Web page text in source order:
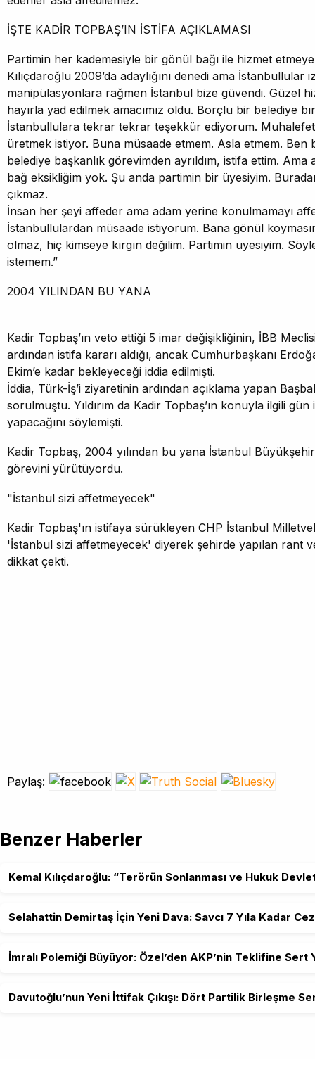
İŞTE KADİR TOPBAŞ’IN İSTİFA AÇIKLAMASI
Partimin her kademesiyle bir gönül bağı ile hizmet etmeye
Kılıçdaroğlu 2009’da adaylığını denedi ama İstanbullular
manipülasyonlara rağmen İstanbul bize güvendi. Güzel
hayırla yad edilmek amacımız oldu. Borçlu bir belediye
İstanbullulara tekrar tekrar teşekkür ediyorum.
üretmek istiyor. Buna müsaade etmem. Asla etmem. Ben
belediye başkanlık görevimden ayrıldım, istifa ettim.
bağ eksikliğim yok. Şu anda partimin bir üyesiyim.
çıkmaz.
İnsan her şeyi affeder ama adam yerine konulmamayı
İstanbullulardan müsaade istiyorum. Bana gönül
olmaz, hiç kimseye kırgın değilim. Partimin üyesiyim.
istemem.”
2004 YILINDAN BU YANA
Kadir Topbaş’ın veto ettiği 5 imar değişikliğinin, İBB
ardından istifa kararı aldığı, ancak Cumhurbaşkanı
Ekim’e kadar bekleyeceği iddia edilmişti.
İddia, Türk-İş’i ziyaretinin ardından açıklama yapan
sorulmuştu. Yıldırım da Kadir Topbaş’ın konuyla ilgili gün
yapacağını söylemişti.
Kadir Topbaş, 2004 yılından bu yana İstanbul Büyükşehir
görevini yürütüyordu.
"İstanbul sizi affetmeyecek"
Kadir Topbaş'ın istifaya sürükleyen CHP İstanbul
'İstanbul sizi affetmeyecek' diyerek şehirde yapılan rant
dikkat çekti.
Paylaş:
Benzer Haberler
Kemal Kılıçdaroğlu: “Terörün Sonlanması ve Hukuk
Selahattin Demirtaş İçin Yeni Dava: Savcı 7 Yıla Kadar
İmralı Polemiği Büyüyor: Özel’den AKP’nin Teklifine Sert
Davutoğlu’nun Yeni İttifak Çıkışı: Dört Partilik Birleşme